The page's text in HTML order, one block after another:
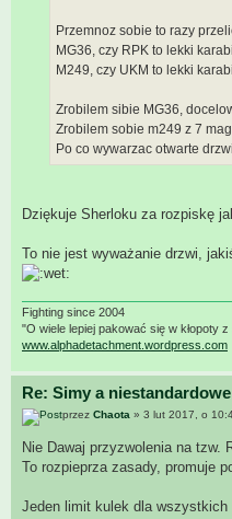
Przemnoz sobie to razy
MG36, czy RPK to lekki
M249, czy UKM to lekki
Zrobilem sibie MG36,
Zrobilem sobie m249 z 7
Po co wywarzac otwarte
Dziękuje Sherloku za rozpiskę
To nie jest wyważanie drzwi,
Fighting since 2004
"O wiele lepiej pakować się w kłopoty
www.alphadetachment.wordpress.com
Re: Simy a
przez Chaota » 3 lut 2017, o
Nie Dawaj przyzwolenia na tzw.
To rozpieprza zasady, promuje
Jeden limit kulek dla